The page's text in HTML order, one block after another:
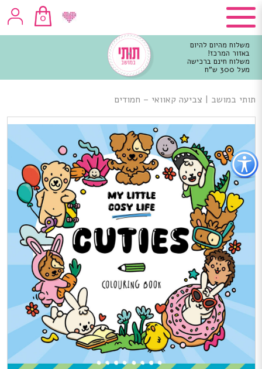
כפתור
לפתיחת
תפריט
נגישות
0
משלוח מהיום להיום
באזור המרכז!
משלוח חינם ברכישה
מעל 300 ש"ח
מרכזי
תותי במושב | צביעה קאוואי – חמודים